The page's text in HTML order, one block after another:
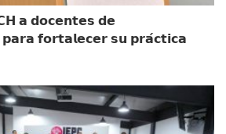
𝗮 𝗱𝗼𝗰𝗲𝗻𝘁𝗲𝘀 𝗱𝗲
𝗳𝗼𝗿𝘁𝗮𝗹𝗲𝗰𝗲𝗿 𝘀𝘂 𝗽𝗿𝗮́𝗰𝘁𝗶𝗰𝗮